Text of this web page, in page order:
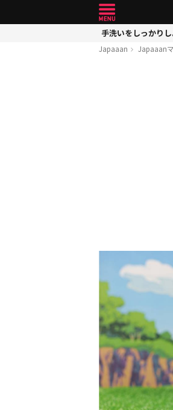
手洗いをしっかり
Japaaan Japaaan